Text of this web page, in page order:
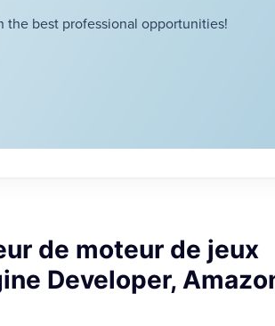
best professional opportunities!
de moteur de jeux
Developer,